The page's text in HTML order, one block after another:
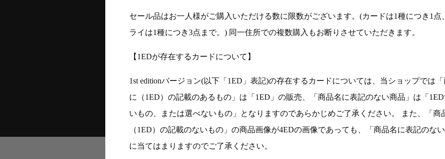
セール品はお一人様がご購入いただける数に限数がございます。(カードは1種につき1点
ライは1種につき3点まで。) 同一住所での複数購入もお断りさせていただきます。
【1EDが存在するカードについて】
1st editionバージョン(以下「1ED」表記)の存在するカードについては、当ショップでは「
に（1ED）の記載のあるもの」は「1ED」の販売、「商品名に表記のない商品」は「
いもの、または選べないもの」となりますのであらかじめご了承ください。 また、「商
（1ED）の記載のないもの」の商品画像が4EDの画像であっても、「商品名に表記のない
に当てはまりますのでご了承ください。